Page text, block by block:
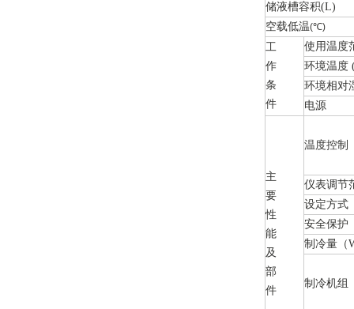
储液槽容积(L)
空载低温(℃)
工
作
条
件
使用温度
环境温度
环境相对
电源
主
要
性
能
及
部
件
温度控制
仪表调节
设定方式
安全保护
制冷量（
制冷机组